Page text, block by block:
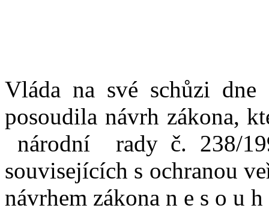
Vláda na své schůzi dne
posoudila návrh zákona,
národní rady č. 238/
souvisejících s ochranou
návrhem zákona n e s o u h